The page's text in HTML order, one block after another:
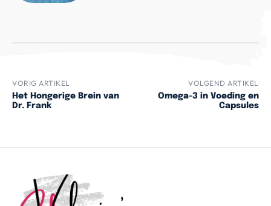
VORIG ARTIKEL
Het Hongerige Brein van
Dr. Frank
VOLGEND ARTIKEL
Omega-3 in Voeding en
Capsules